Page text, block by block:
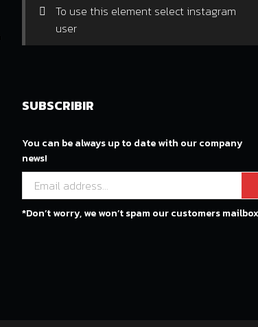
To use this element select instagram
user
SUBSCRIBIR
You can be always up to date with our company
news!
*Don’t worry, we won’t spam our customers